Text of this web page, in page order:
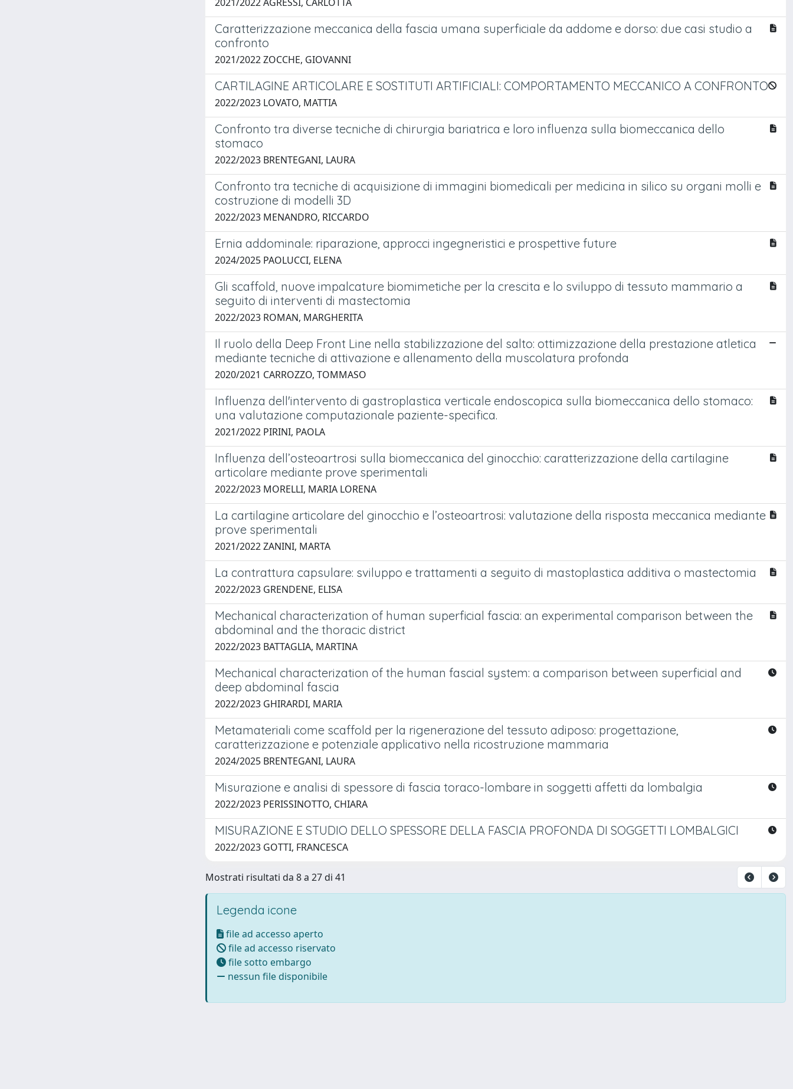
Caratterizzazione meccanica della fascia umana superficiale da addome e dorso: due casi studio a
confronto
2021/2022 ZOCCHE, GIOVANNI
CARTILAGINE ARTICOLARE E SOSTITUTI ARTIFICIALI: COMPORTAMENTO MECCANICO A CONFRONTO
2022/2023 LOVATO, MATTIA
Confronto tra diverse tecniche di chirurgia bariatrica e loro influenza sulla biomeccanica dello
stomaco
2022/2023 BRENTEGANI, LAURA
Confronto tra tecniche di acquisizione di immagini biomedicali per medicina in silico su organi molli e
costruzione di modelli 3D
2022/2023 MENANDRO, RICCARDO
Ernia addominale: riparazione, approcci ingegneristici e prospettive future
2024/2025 PAOLUCCI, ELENA
Gli scaffold, nuove impalcature biomimetiche per la crescita e lo sviluppo di tessuto mammario a
seguito di interventi di mastectomia
2022/2023 ROMAN, MARGHERITA
Il ruolo della Deep Front Line nella stabilizzazione del salto: ottimizzazione della prestazione atletica
mediante tecniche di attivazione e allenamento della muscolatura profonda
2020/2021 CARROZZO, TOMMASO
Influenza dell'intervento di gastroplastica verticale endoscopica sulla biomeccanica dello stomaco:
una valutazione computazionale paziente-specifica.
2021/2022 PIRINI, PAOLA
Influenza dell’osteoartrosi sulla biomeccanica del ginocchio: caratterizzazione della cartilagine
articolare mediante prove sperimentali
2022/2023 MORELLI, MARIA LORENA
La cartilagine articolare del ginocchio e l’osteoartrosi: valutazione della risposta meccanica mediante
prove sperimentali
2021/2022 ZANINI, MARTA
La contrattura capsulare: sviluppo e trattamenti a seguito di mastoplastica additiva o mastectomia
2022/2023 GRENDENE, ELISA
Mechanical characterization of human superficial fascia: an experimental comparison between the
abdominal and the thoracic district
2022/2023 BATTAGLIA, MARTINA
Mechanical characterization of the human fascial system: a comparison between superficial and
deep abdominal fascia
2022/2023 GHIRARDI, MARIA
Metamateriali come scaffold per la rigenerazione del tessuto adiposo: progettazione,
caratterizzazione e potenziale applicativo nella ricostruzione mammaria
2024/2025 BRENTEGANI, LAURA
Misurazione e analisi di spessore di fascia toraco-lombare in soggetti affetti da lombalgia
2022/2023 PERISSINOTTO, CHIARA
MISURAZIONE E STUDIO DELLO SPESSORE DELLA FASCIA PROFONDA DI SOGGETTI LOMBALGICI
2022/2023 GOTTI, FRANCESCA
Mostrati risultati da 8 a 27 di 41
Legenda icone
file ad accesso aperto
file ad accesso riservato
file sotto embargo
nessun file disponibile